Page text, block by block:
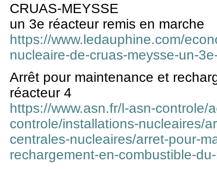
CRUAS-MEYSSE
un 3e réacteur remis en marche
https://www.ledauphine.com/
nucleaire-de-cruas-meysse-un-
Arrêt pour maintenance et
réacteur 4
https://www.asn.fr/l-asn-controle/
controle/installations-nucleaires/
centrales-nucleaires/arret-pour-
rechargement-en-combustible-